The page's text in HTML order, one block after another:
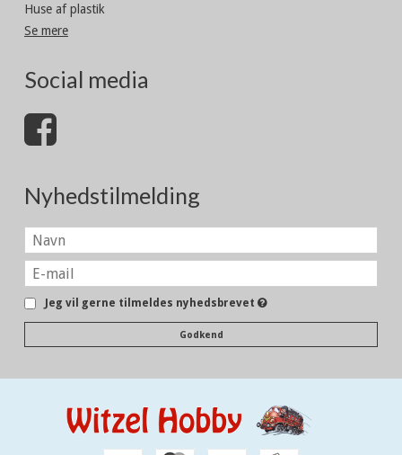
Huse af plastik
Se mere
Social media
Nyhedstilmelding
Jeg vil gerne tilmeldes nyhedsbrevet
Godkend